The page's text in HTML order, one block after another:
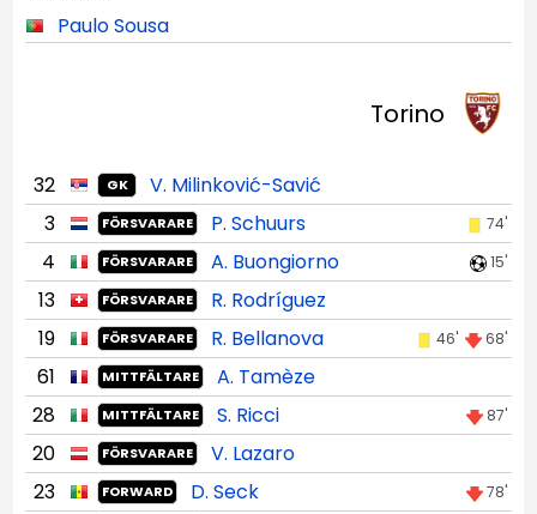
Paulo Sousa
Torino
32 GK
V. Milinković-Savić
3
FÖRSVARARE P. Schuurs 74'
4 FÖRSVARARE A. Buongiorno 15'
13 FÖRSVARARE
R. Rodríguez
19
FÖRSVARARE R. Bellanova 46' 68'
61 MITTFÄLTARE
A. Tamèze
28
MITTFÄLTARE S. Ricci 87'
20 FÖRSVARARE
V. Lazaro
23
FORWARD D. Seck 78'